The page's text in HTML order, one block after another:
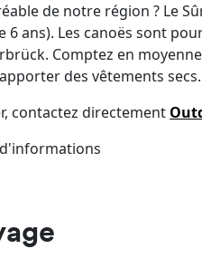
de notre région ? Le
ans). Les canoës sont
Comptez en
des vêtements
contactez directement